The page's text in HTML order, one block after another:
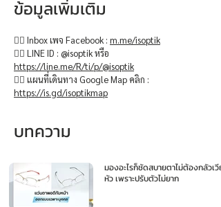
ข้อมูลเพิ่มเติม
👉🏻 Inbox เพจ Facebook : m.me/isoptik
👉🏻 LINE ID : @isoptik หรือ
https://line.me/R/ti/p/@isoptik
👉🏻 แผนที่เดินทาง Google Map คลิก :
https://is.gd/isoptikmap
บทความ
มองอะไรก็ชัดสบายตาไม่ต้องกลัวเวีย
หัว เพราะปรับตัวไม่ยาก